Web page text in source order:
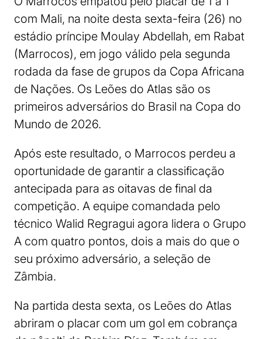
com Mali, na noite desta sexta-feira (26) no
estádio príncipe Moulay Abdellah, em Rabat
(Marrocos), em jogo válido pela segunda
rodada da fase de grupos da Copa Africana
de Nações. Os Leões do Atlas são os
primeiros adversários do Brasil na Copa do
Mundo de 2026.
Após este resultado, o Marrocos perdeu a
oportunidade de garantir a classificação
antecipada para as oitavas de final da
competição. A equipe comandada pelo
técnico Walid Regragui agora lidera o Grupo
A com quatro pontos, dois a mais do que o
seu próximo adversário, a seleção de
Zâmbia.
Na partida desta sexta, os Leões do Atlas
abriram o placar com um gol em cobrança